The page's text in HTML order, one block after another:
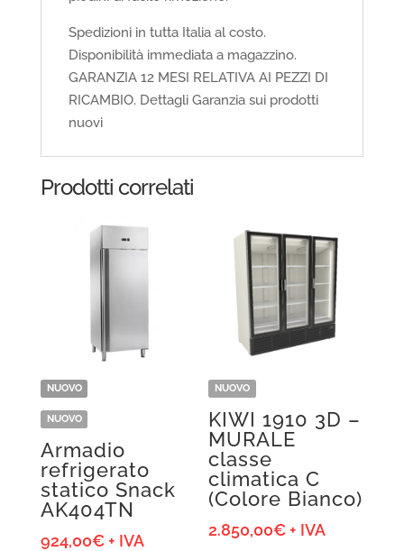
Spedizioni in tutta Italia al costo.
Disponibilità immediata a magazzino.
GARANZIA 12 MESI RELATIVA AI PEZZI DI
RICAMBIO. Dettagli Garanzia sui prodotti
nuovi
Prodotti correlati
NUOVO
NUOVO
Armadio
refrigerato
statico Snack
AK404TN
924,00€ + IVA
NUOVO
KIWI 1910 3D –
MURALE
classe
climatica C
(Colore Bianco)
2.850,00€+ IVA